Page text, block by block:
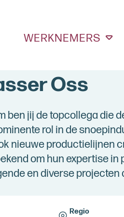
WERKNEMERS
Oss
ben jij de topcollega die
rol in de
nieuwe productielijnen
om hun expertise
en diverse projecten
Regio